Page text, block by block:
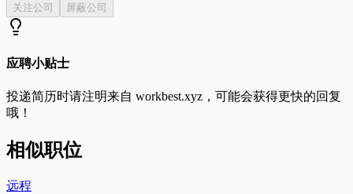
关注公司 屏蔽公司
应聘小贴士
投递简历时请注明来自 workbest.xyz ，可能会获得更快的回复
哦！
相似职位
远程